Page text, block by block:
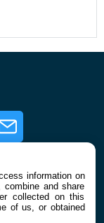
Newsletter
information on
and share
collected on this
of us, or obtained